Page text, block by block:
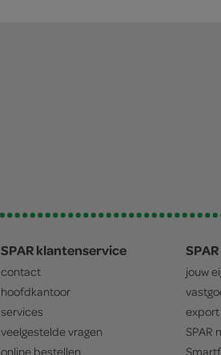
SPAR klantenservice
contact
hoofdkantoor
services
veelgestelde vragen
online bestellen
jouw
export
SPAR